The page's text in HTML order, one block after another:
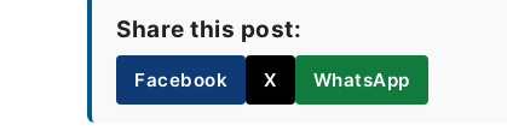
Share this post:
Facebook X WhatsApp